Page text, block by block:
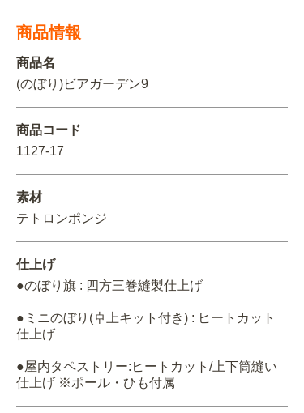
商品情報
商品名
(のぼり)ビアガーデン9
商品コード
1127-17
素材
テトロンポンジ
仕上げ
●のぼり旗 : 四方三巻縫製仕上げ
●ミニのぼり(卓上キット付き) : ヒートカット
仕上げ
●屋内タペストリー:ヒートカット/上下筒縫い
仕上げ ※ポール・ひも付属